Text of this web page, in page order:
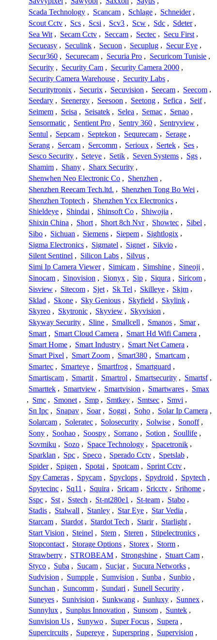
Scada Technology , Scancam , Schlage , Schneider ,
Scout Cctv , Scs , Scsi , Scv3 , Scw , Sdc , Sdeter ,
Sea Wit , Secam Cctv , Seccam , Sectec , Secu First ,
Secueasy , Seculink , Secuon , Secuplug , Secur Eye ,
Secur360 , Securecam , Securia Pro , Securicom Tunisie ,
Security , Security Cam , Security Camera 2000 ,
Security Camera Warehouse , Security Labs ,
Securitytronix , Securix , Secuvision , Seecam , Seecom ,
Seedary , Seenergy , Seesoon , Seetong , Sefica , Seif ,
Seimem , Seisa , Seisatek , Selea , Semac , Senao ,
Sensormatic , Sentient Pro , Sentry 360 , Sentryview ,
Sentul , Sepcam , Septekon , Sequrecam , Serage ,
Serang , Sercam , Sercomm , Serioux , Sertek , Ses ,
Sesco Security , Seteye , Setik , Seven Systems , Sgs ,
Shamim , Shany , Sharx Security ,
Shenwhen Neo Electronic Co , Shenzhen ,
Shenzhen Reecam Tech.ltd. , Shenzhen Tong Bo Wei ,
Shenzhen Toptech , Shenzhen Ycx Electronics ,
Shieldeye , Shindai , Shinsoft Co , Shiwojia ,
Shixin China , Short , Short 8ch Nvr , Showtec , Sibel ,
Sibo , Sichuan , Siemens , Siepem , Sightlogix ,
Sigma Electronics , Sigmatel , Signet , Sikvio ,
Silent Sentinel , Silicon Labs , Silvus ,
Simi Ip Camera Viewer , Simicam , Simshine , Sineoji ,
Sinocam , Sinovision , Sionyx , Sip , Siqura , Siricom ,
Sisview , Sitecom , Sjet , Sk Tel , Skilleye , Skjm ,
Sklad , Skone , Sky Genious , Skyfield , Skylink ,
Skyreo , Skytronic , Skyview , Skyvision ,
Skyway Security , Sline , Smallcell , Smanos , Smar ,
Smart , Smart Cloud Camera , Smart Hd Wifi Camera ,
Smart Home , Smart Industry , Smart Net Camera ,
Smart Pixel , Smart Zoom , Smart380 , Smartcam ,
Smartec , Smarteye , Smartfrog , Smartguard ,
Smartiscam , Smartit , Smartrol , Smartsecurity , Smartsf ,
Smarttek , Smartview , Smartvision , Smartwares , Smax
, Smc , Smonet , Smp , Smtkey , Smtsec , Smvi ,
Sn Ipc , Snapav , Soar , Soggi , Soho , Solar Ip Camera ,
Solarcam , Soleratec , Solosecurity , Solwise , Sonoff ,
Sony , Soohao , Soospy , Sorrano , Sotion , Soullife ,
Sovmiku , Sozo , Space Technology , Spacetronik ,
Sparklan , Spc , Speco , Sperado Cctv , Spetslab ,
Spider , Spigen , Spotai , Spotcam , Sprint Cctv ,
Spy Cameras , Spycam , Spyclops , Spydroid , Spytech ,
Spytecinc , Sq11 , Squira , Sricam , Sricctv , Srihome ,
Sspc , Sst , Sstech , St-nt280e1 , St-team , Stabo ,
Stadis , Stalwall , Stanley , Star Eye , Star Vedia ,
Starcam , Stardot , Stardot Tech , Starir , Starlight ,
Start Vision , Steinel , Stem , Steren , Stipelectronics ,
Stopcontact , Storage Options , Storex , Storm ,
Strawberry , STROBEAM , Strongshine , Stuart Cam ,
Styco , Suba , Sucam , Sucjar , Sucura Networks ,
Sudvision , Sumpple , Sumvision , Sunba , Sunbio ,
Sunchan , Suncomm , Sundari , Sunell Security ,
Suneyes , Sunivision , Sunkwang , Sunluxy , Sunnex ,
Sunnylux , Sunplus Innovation , Sunsom , Suntek ,
Sunvision Us , Sunywo , Super Focus , Supera ,
Supercircuits , Supereye , Superspring , Supervision ,